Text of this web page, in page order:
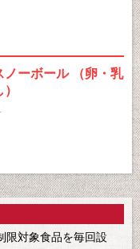
ノーボール （卵・乳
限対象食品を毎回設